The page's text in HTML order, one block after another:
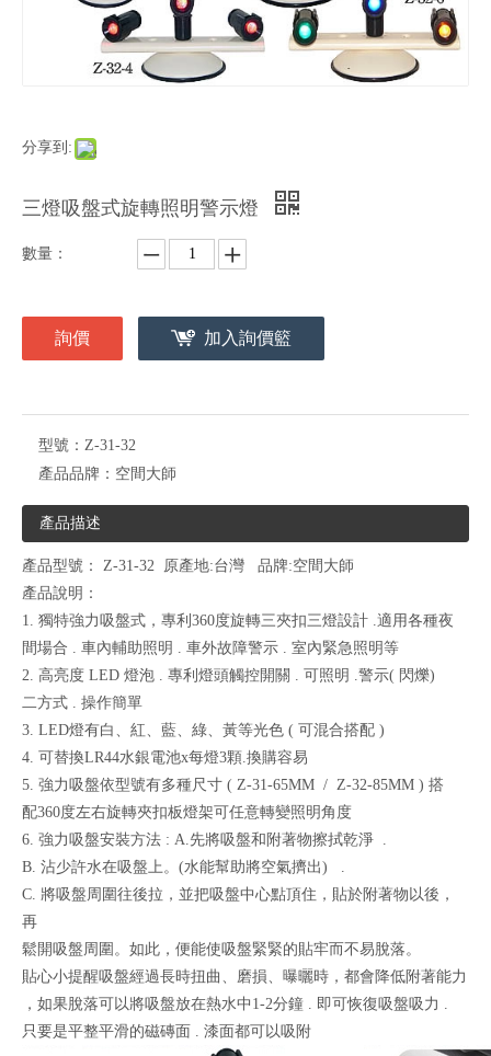
分享到:
三燈吸盤式旋轉照明警示燈
數量：
詢價 加入詢價籃
型號： Z-31-32
產品品牌： 空間大師
產品描述
產品型號： Z-31-32 原產地:台灣 品牌:空間大師
產品說明：
1. 獨特強力吸盤式，專利360度旋轉三夾扣三燈設計 .適用各種夜
間場合 . 車內輔助照明 . 車外故障警示 . 室內緊急照明等
2. 高亮度 LED 燈泡 . 專利燈頭觸控開關 . 可照明 .警示( 閃爍)
二方式 . 操作簡單
3. LED燈有白、紅、藍、綠、黃等光色 ( 可混合搭配 )
4. 可替換LR44水銀電池x每燈3顆.換購容易
5. 強力吸盤依型號有多種尺寸 ( Z-31-65MM / Z-32-85MM ) 搭
配360度左右旋轉夾扣板燈架可任意轉變照明角度
6. 強力吸盤安裝方法 : A.先將吸盤和附著物擦拭乾淨 .
B. 沾少許水在吸盤上。(水能幫助將空氣擠出) .
C. 將吸盤周圍往後拉，並把吸盤中心點頂住，貼於附著物以後，
再
鬆開吸盤周圍。如此，便能使吸盤緊緊的貼牢而不易脫落。
貼心小提醒吸盤經過長時扭曲、磨損、曝曬時，都會降低附著能力
，如果脫落可以將吸盤放在熱水中1-2分鐘 . 即可恢復吸盤吸力 .
只要是平整平滑的磁磚面 . 漆面都可以吸附